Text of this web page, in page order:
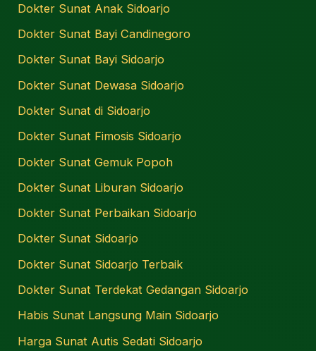
Dokter Sunat Anak Sidoarjo
Dokter Sunat Bayi Candinegoro
Dokter Sunat Bayi Sidoarjo
Dokter Sunat Dewasa Sidoarjo
Dokter Sunat di Sidoarjo
Dokter Sunat Fimosis Sidoarjo
Dokter Sunat Gemuk Popoh
Dokter Sunat Liburan Sidoarjo
Dokter Sunat Perbaikan Sidoarjo
Dokter Sunat Sidoarjo
Dokter Sunat Sidoarjo Terbaik
Dokter Sunat Terdekat Gedangan Sidoarjo
Habis Sunat Langsung Main Sidoarjo
Harga Sunat Autis Sedati Sidoarjo